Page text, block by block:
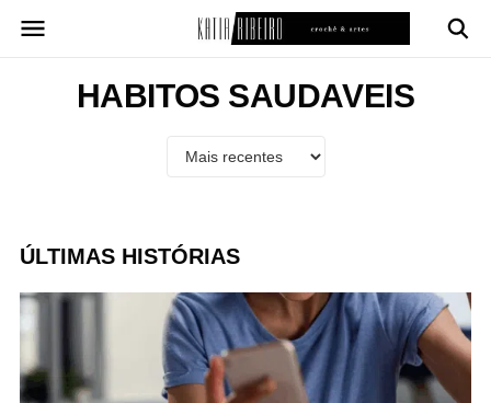
para
HABITOS SAUDAVEIS
ÚLTIMAS HISTÓRIAS